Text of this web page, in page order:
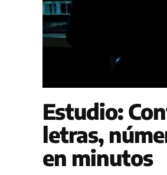
Estudio:
letras,
en minutos